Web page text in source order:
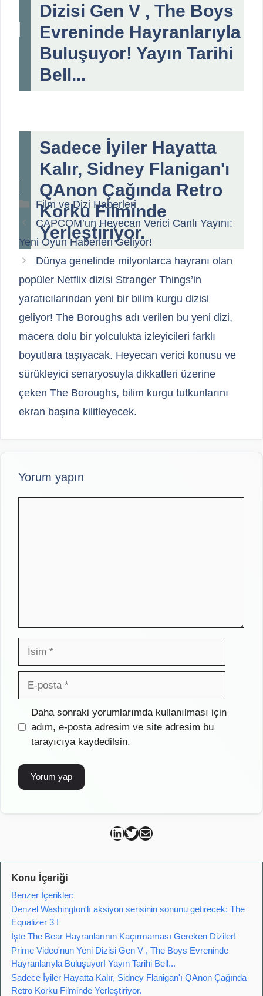
Dizisi Gen V , The Boys
Evreninde Hayranlarıyla
Buluşuyor! Yayın Tarihi
Bell...
Sadece İyiler Hayatta
Kalır, Sidney Flanigan'ı
QAnon Çağında Retro
Korku Filminde
Yerleştiriyor.
Kategoriler
Film ve Dizi Haberleri
CAPCOM’un Heyecan Verici Canlı Yayını:
Yeni Oyun Haberleri Geliyor!
Dünya genelinde milyonlarca hayranı olan
popüler Netflix dizisi Stranger Things’in
yaratıcılarından yeni bir bilim kurgu dizisi
geliyor! The Boroughs adı verilen bu yeni dizi,
macera dolu bir yolculukta izleyicileri farklı
boyutlara taşıyacak. Heyecan verici konusu ve
sürükleyici senaryosuyla dikkatleri üzerine
çeken The Boroughs, bilim kurgu tutkunlarını
ekran başına kilitleyecek.
Yorum yapın
İsim
posta
İnternet
sitesi
Daha sonraki yorumlarımda kullanılması için
adım, e-posta adresim ve site adresim bu
tarayıcıya kaydedilsin.
Can Kütahya Linkedin
Can Kütahya Twitter
Can Kütahya Mail
Konu İçeriği
Benzer İçerikler:
Denzel Washington'lı aksiyon serisinin sonunu getirecek: The
Equalizer 3 !
İşte The Bear Hayranlarının Kaçırmaması Gereken Diziler!
Prime Video'nun Yeni Dizisi Gen V , The Boys Evreninde
Hayranlarıyla Buluşuyor! Yayın Tarihi Bell...
Sadece İyiler Hayatta Kalır, Sidney Flanigan'ı QAnon Çağında
Retro Korku Filminde Yerleştiriyor.